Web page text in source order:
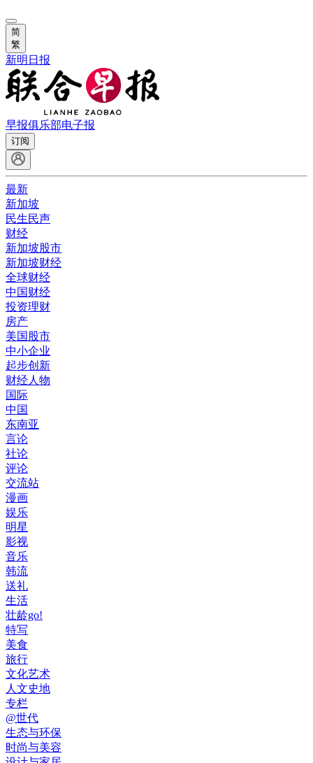
简
繁
新明日报
早报俱乐部电子报
订阅
最新
新加坡
民生民声
财经
新加坡股市
新加坡财经
全球财经
中国财经
投资理财
房产
美国股市
中小企业
起步创新
财经人物
国际
中国
东南亚
言论
社论
评论
交流站
漫画
娱乐
明星
影视
音乐
韩流
送礼
生活
壮龄go!
特写
美食
旅行
文化艺术
人文史地
专栏
@世代
生态与环保
时尚与美容